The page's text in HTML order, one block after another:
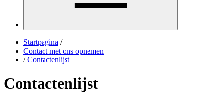
Startpagina /
Contact met ons opnemen
/ Contactenlijst
Contactenlijst